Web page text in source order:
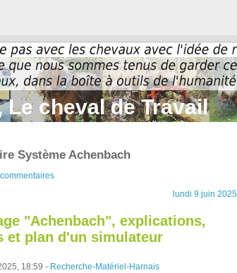
Le cheval de Travail
Système Achenbach
lundi 9 juin 2025
"Achenbach", explications,
et plan d'un simulateur
18:59 - Recherche-Matériel-Harnais